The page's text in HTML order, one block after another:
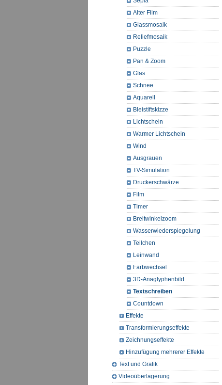
Alter Film
Glassmosaik
Reliefmosaik
Puzzle
Pan & Zoom
Glas
Schnee
Aquarell
Bleistiftskizze
Lichtschein
Warmer Lichtschein
Wind
Ausgrauen
TV-Simulation
Druckerschwärze
Film
Timer
Breitwinkelzoom
Wasserwiederspiegelung
Teilchen
Leinwand
Farbwechsel
3D-Anaglyphenbild
Textschreiben
Countdown
Effekte
Transformierungseffekte
Zeichnungseffekte
Hinzufügung mehrerer Effekte
Text und Grafik
Videoüberlagerung